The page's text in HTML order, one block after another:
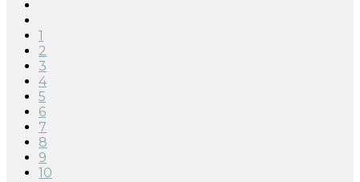
1
2
3
4
5
6
7
8
9
10